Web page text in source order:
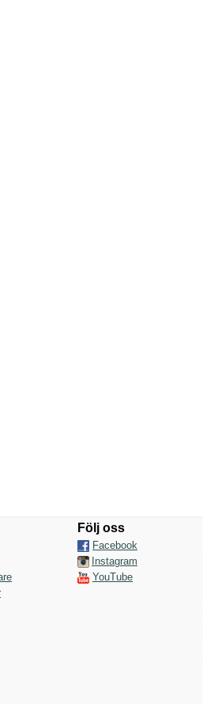
Följ oss
Facebook
Instagram
YouTube